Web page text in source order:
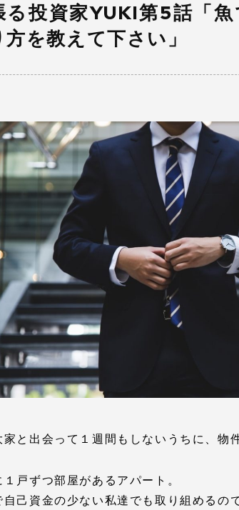
る投資家YUKI第5話「
を教えて下さい」
家と出会って１週間もしないうちに、物
戸ずつ部屋があるアパート。
自己資金の少ない私達でも取り組めるの